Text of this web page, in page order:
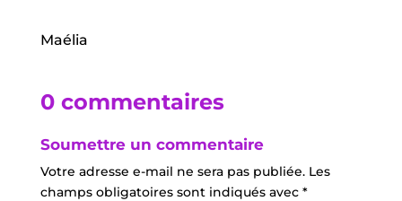
Maélia
0 commentaires
Soumettre un commentaire
Votre adresse e-mail ne sera pas publiée. Les
champs obligatoires sont indiqués avec *